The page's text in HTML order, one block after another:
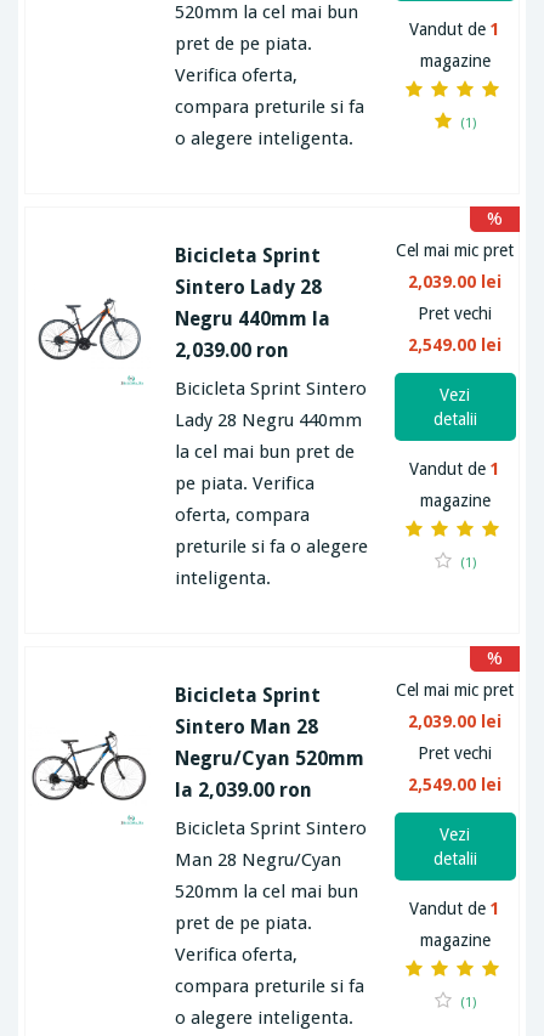
520mm la cel mai bun
pret de pe piata.
Verifica oferta,
compara preturile si fa
o alegere inteligenta.
Vandut de1
magazine
(1)
Bicicleta Sprint
Sintero Lady 28
Negru 440mm la
2,039.00 ron
Bicicleta Sprint Sintero
Lady 28 Negru 440mm
la cel mai bun pret de
pe piata. Verifica
oferta, compara
preturile si fa o alegere
inteligenta.
Cel mai mic pret
2,039.00 lei
Pret vechi
2,549.00 lei
%
Vezi
detalii
Vandut de1
magazine
(1)
Bicicleta Sprint
Sintero Man 28
Negru/Cyan 520mm
la 2,039.00 ron
Bicicleta Sprint Sintero
Man 28 Negru/Cyan
520mm la cel mai bun
pret de pe piata.
Verifica oferta,
compara preturile si fa
o alegere inteligenta.
Cel mai mic pret
2,039.00 lei
Pret vechi
2,549.00 lei
%
Vezi
detalii
Vandut de1
magazine
(1)